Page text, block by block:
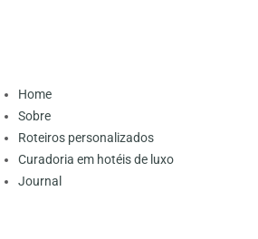
Home
Sobre
Roteiros personalizados
Curadoria em hotéis de luxo
Journal